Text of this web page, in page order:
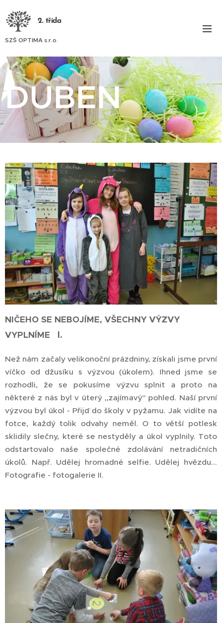
2. třída
SZŠ OPTIMA s.r.o.
DUBEN
NIČEHO SE NEBOJÍME, VŠECHNY VÝZVY
VYPLNÍME I.
Než nám začaly velikonoční prázdniny, získali jsme první
víčko od džusíku s výzvou (úkolem). Ihned jsme se
rozhodli, že se pokusíme výzvu splnit a proto na
některé z nás byl v úterý ,,zajímavý" pohled. Naší první
výzvou byl úkol - Přijď do školy v pyžamu. Jak vidíte na
fotce, každý tolik odvahy neměl. O to větší potlesk
sklidily slečny, které se nestyděly a úkol vyplnily. Toto
odstartovalo naše společné zdolávání netradičních
úkolů. Např. Udělej hromadné selfie. Udělej hvězdu...
Fotografie - fotogalerie II.